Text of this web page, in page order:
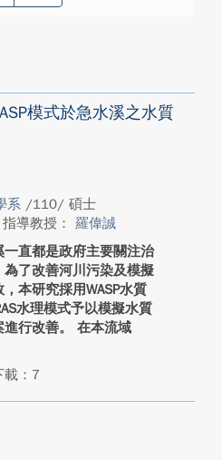
模式於急水溪之水質
系 /110/ 碩士
指導教授： 羅偉誠
一直都是政府主要關注治
了改善河川污染及模擬
本研究採用WASP水質
水理模式予以模擬水質
進行改善。 在本流域
載：7